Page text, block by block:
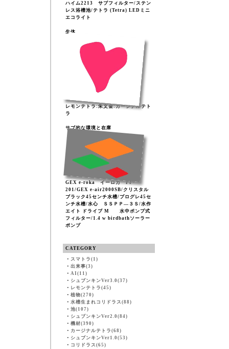
ハイム2213 サブフィルター/ステン
レス浴槽池/テトラ (Tetra) LEDミニ
エコライト
生体
レモンテトラ:朱文金:カージナルテト
ラ
サブ的な環境と在庫
GEX e-roka イーロカ PF-
201/GEX e-air2000SB/クリスタル
ブラック45センチ水槽/プログレ45セ
ンチ水槽/水心 ＳＳＰＰ―３Ｓ/水作
エイト ドライブ M 水中ポンプ式
フィルター/1.4 w birdbathソーラー
ポンプ
CATEGORY
・ スマトラ(1)
・ 出来事(3)
・ AI(11)
・ シュブンキンVer3.0(37)
・ レモンテトラ(45)
・ 植物(270)
・ 水槽生まれコリドラス(88)
・ 池(107)
・ シュブンキンVer2.0(84)
・ 機材(390)
・ カージナルテトラ(68)
・ シュブンキンVer1.0(53)
・ コリドラス(65)